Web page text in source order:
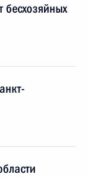
бесхозяйных